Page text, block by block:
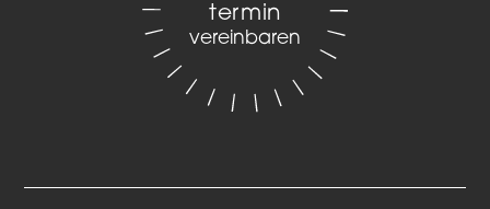
termin
vereinbaren